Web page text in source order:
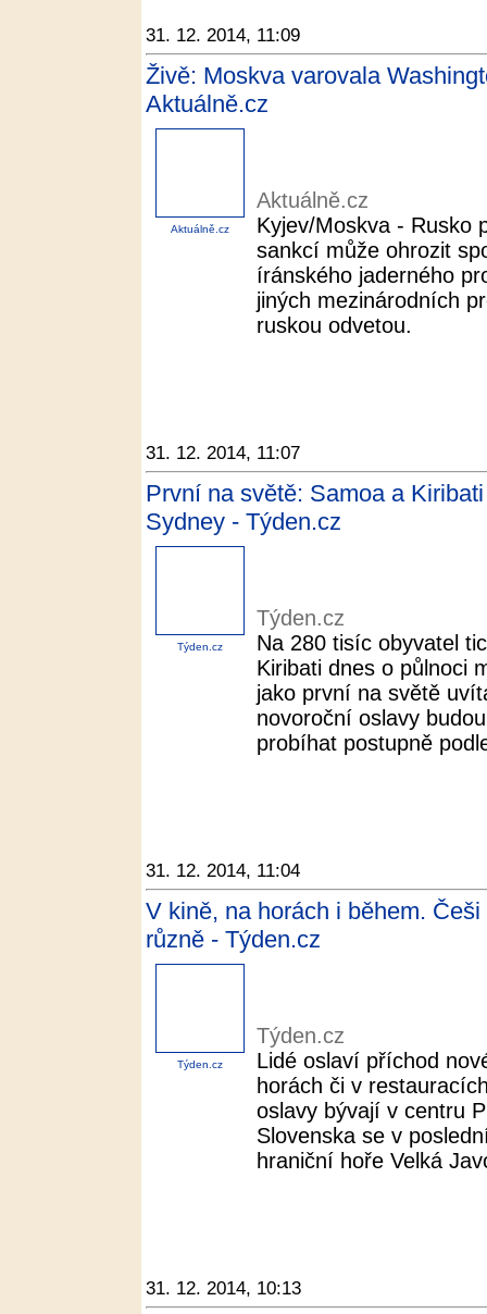
31. 12. 2014, 11:09
Živě: Moskva varovala
Aktuálně.cz
Aktuálně.cz
Aktuálně.cz
Kyjev/Moskva - Rusko
sankcí může ohrozit
íránského jaderného
jiných mezinárodních
ruskou odvetou.
31. 12. 2014, 11:07
První na světě: Samoa a
Sydney - Týden.cz
Týden.cz
Týden.cz
Na 280 tisíc obyvatel
Kiribati dnes o půlnoci
jako první na světě
novoroční oslavy
probíhat postupně
31. 12. 2014, 11:04
V kině, na horách i během.
různě - Týden.cz
Týden.cz
Týden.cz
Lidé oslaví příchod
horách či v
oslavy bývají v centru
Slovenska se v
hraniční hoře Velká
31. 12. 2014, 10:13